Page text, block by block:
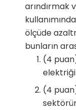
arındırmak
ölçüde
bunların
(4
elektriği
(4